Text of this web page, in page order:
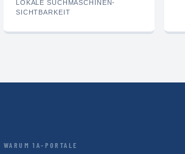
LOKALE SUCHMASCHINEN-
SICHTBARKEIT
WARUM 1A-PORTALE